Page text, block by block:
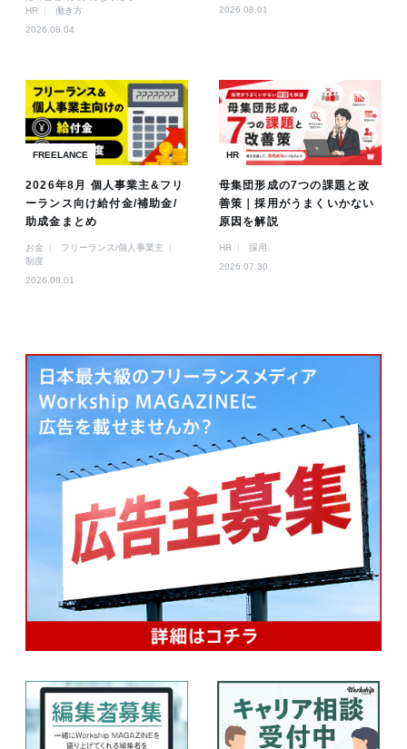
HR
働き方
2026.08.04
2026.08.01
FREELANCE
2026年8月 個人事業主&フリ
ーランス向け給付金/補助金/
助成金まとめ
お金
フリーランス/個人事業主
制度
2026.08.01
HR
母集団形成の7つの課題と改
善策｜採用がうまくいかない
原因を解説
HR
採用
2026.07.30